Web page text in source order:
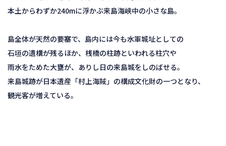
本土からわずか240mに浮かぶ来島海峡中の小さな島。
島全体が天然の要塞で、島内には今も水軍城址としての
石垣の遺構が残るほか、桟橋の柱跡といわれる柱穴や
雨水をためた大甕が、ありし日の来島城をしのばせる。
来島城跡が日本遺産「村上海賊」の構成文化財の一つとなり、
観光客が増えている。